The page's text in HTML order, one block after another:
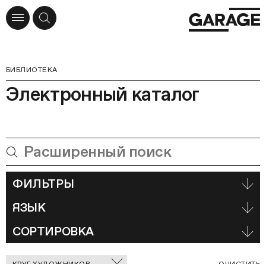
БИБЛИОТЕКА
Электронный каталог
ФИЛЬТРЫ
ЯЗЫК
СОРТИРОВКА